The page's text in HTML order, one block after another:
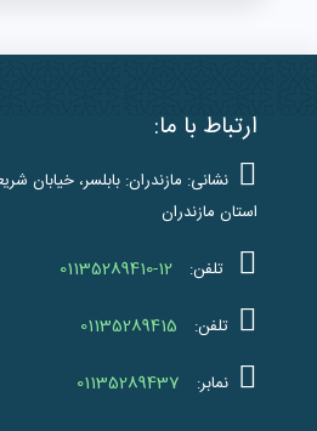
ارتباط با ما:
نشانی: مازندران: بابلسر، خیابان
استان مازندران
تلفن: 01135289410-12
تلفن: 01135289415
نمابر: 01135289437